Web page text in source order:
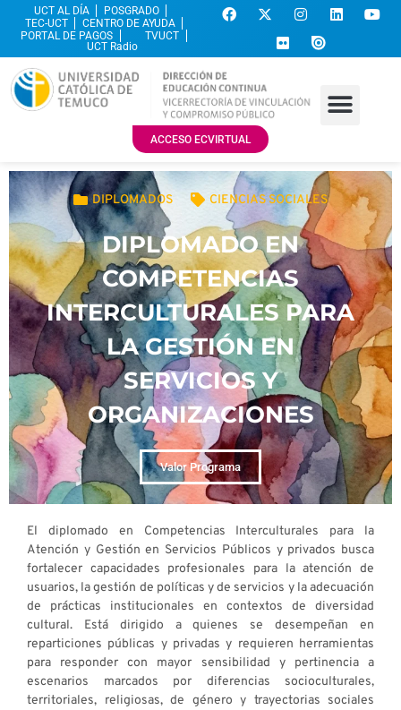
UCT AL DÍA
POSGRADO
TEC-UCT
CENTRO DE AYUDA
PORTAL DE PAGOS
TVUCT
UCT Radio
ACCESO ECVIRTUAL
DIPLOMADOS CIENCIAS SOCIALES
DIPLOMADO EN
COMPETENCIAS
INTERCULTURALES PARA
LA GESTIÓN EN
SERVICIOS Y
ORGANIZACIONES
Valor Programa
El diplomado en Competencias Interculturales para la
Atención y Gestión en Servicios Públicos y privados busca
fortalecer capacidades profesionales para la atención de
usuarios, la gestión de políticas y de servicios y la adecuación
de prácticas institucionales en contextos de diversidad
cultural. Está dirigido a quienes se desempeñan en
reparticiones públicas y privadas y requieren herramientas
para responder con mayor sensibilidad y pertinencia a
escenarios marcados por diferencias socioculturales,
territoriales, religiosas, de género y trayectorias sociales